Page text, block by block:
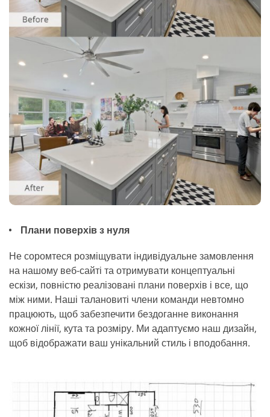
Плани поверхів з нуля
Не соромтеся розміщувати індивідуальне замовлення
на нашому веб-сайті та отримувати концептуальні
ескізи, повністю реалізовані плани поверхів і все, що
між ними. Наші талановиті члени команди невтомно
працюють, щоб забезпечити бездоганне виконання
кожної лінії, кута та розміру. Ми адаптуємо наш дизайн,
щоб відображати ваш унікальний стиль і вподобання.